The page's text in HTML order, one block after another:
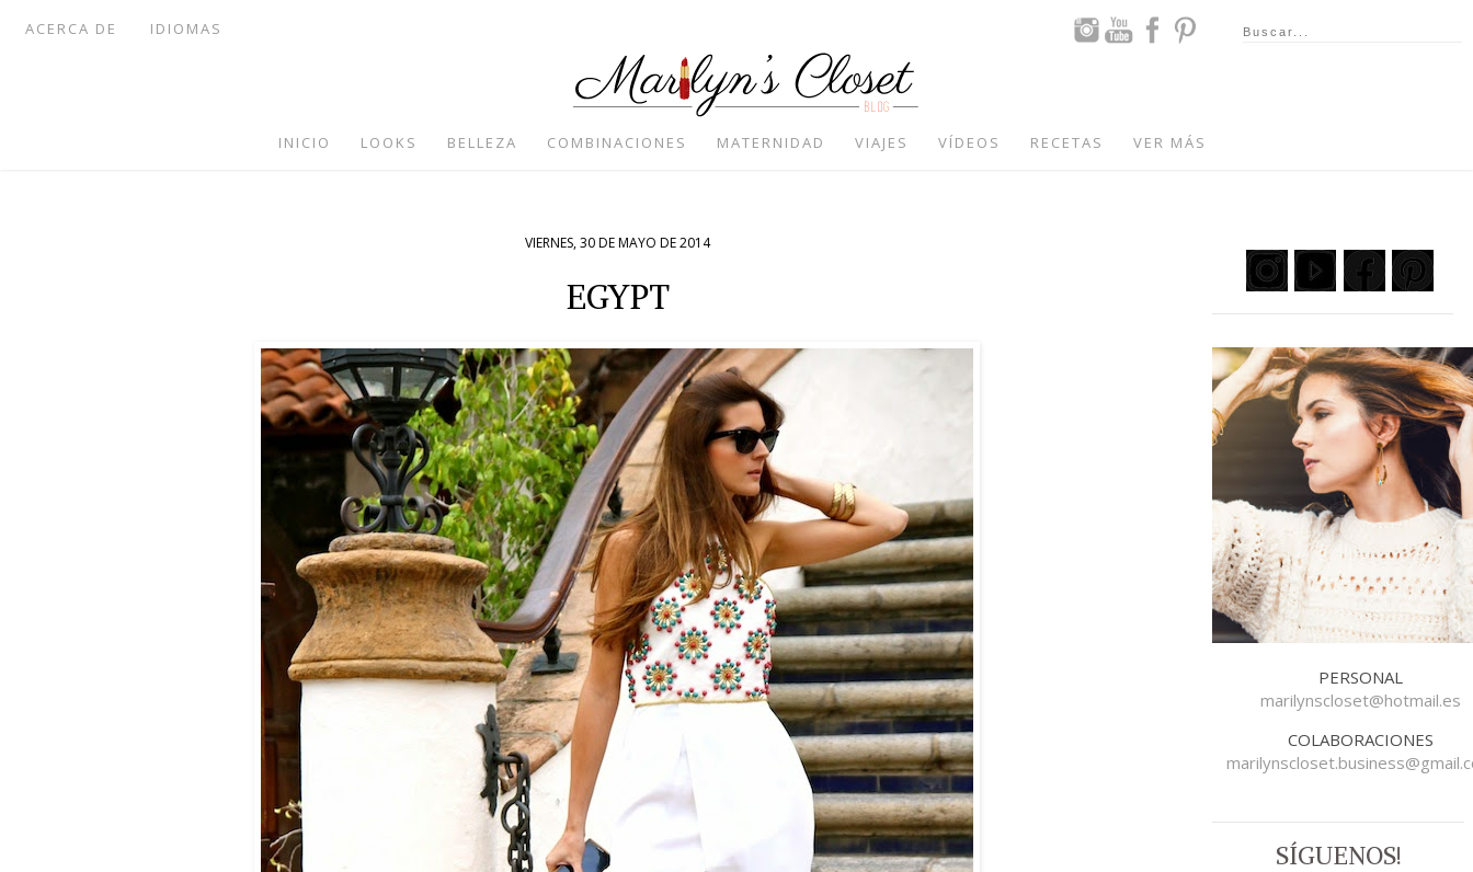
ACERCA DE IDIOMAS
INICIO LOOKS BELLEZA COMBINACIONES MATERNIDAD VIAJES VÍDEOS RECETAS VER MÁS
VIERNES, 30 DE MAYO DE 2014
EGYPT
PERSONAL
marilynscloset@hotmail.es
COLABORACIONES
SÍGUENOS!